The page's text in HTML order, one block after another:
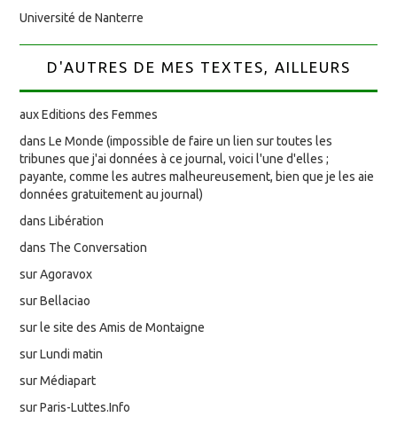
Université de Nanterre
D'AUTRES DE MES TEXTES, AILLEURS
aux Editions des Femmes
dans Le Monde (impossible de faire un lien sur toutes les
tribunes que j'ai données à ce journal, voici l'une d'elles ;
payante, comme les autres malheureusement, bien que je les aie
données gratuitement au journal)
dans Libération
dans The Conversation
sur Agoravox
sur Bellaciao
sur le site des Amis de Montaigne
sur Lundi matin
sur Médiapart
sur Paris-Luttes.Info